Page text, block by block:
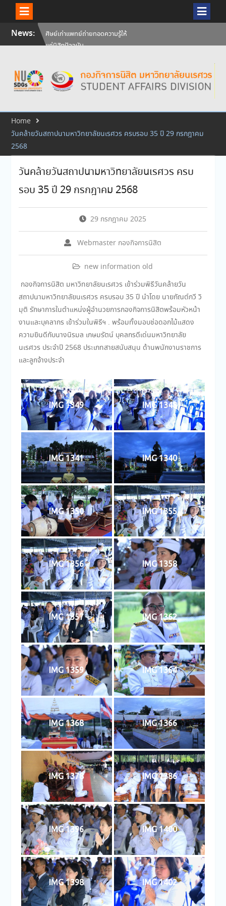
SkipNews:
ศิษย์เก่าแพทย์ถ่ายทอดความรู้ให้
แก่นิสิตปัจจุบัน
นเรศวร ครบรอบ 36 ปี 29
กรกฎาคม 2569
สัมภาษณ์นิสิตเพื่อพิจารณาเข้ารับ
ประจำปีการศึกษา 256
Home
วันคล้ายวันสถาปนามหาวิทยาลัยนเรศวร ครบรอบ 35 ปี 29 กรกฎาคม
2568
วันคล้ายวันสถาปนามหาวิทยาลัยนเรศวร ครบ
รอบ 35 ปี 29 กรกฎาคม 2568
29 กรกฎาคม 2025
Webmaster กองกิจการนิสิต
new information old
กองกิจการนิสิต มหาวิทยาลัยนเรศวร เข้าร่วมพิธีวันคล้ายวัน
สถาปนามหาวิทยาลัยนเรศวร ครบรอบ 35 ปี นำโดย นายกัณต์กวี วิ
มุติ รักษาการในตำแหน่งผู้อำนวยการกองกิจการนิสิตพร้อมหัวหน้า
งานและบุคลากร เข้าร่วมในพิธีฯ . พร้อมทั้งมอบช่อดอกไม้แสดง
ความยินดีกับนางนิรมล เกษมรัตน์ บุคลกรดีเด่นมหาวิทยาลัย
นเรศวร ประจำปี 2568 ประเภทสายสนับสนุน ด้านพนักงานราชการ
และลูกจ้างประจำ
IMG 1349 IMG 1348
IMG 1341 IMG 1340
IMG 1350 IMG 1355
IMG 1356 IMG 1358
IMG 1357 IMG 1362
IMG 1359 IMG 1364
IMG 1368 IMG 1366
IMG 1378 IMG 1386
IMG 1396 IMG 1400
IMG 1398 IMG 1402